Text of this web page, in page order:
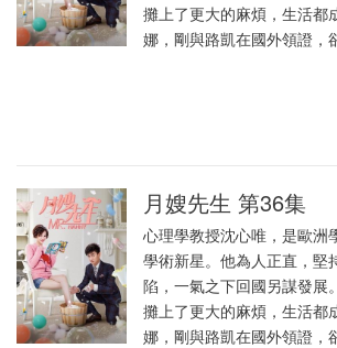
攤上了更大的麻煩，生活都
娜，剛與路凱在國外領證，
月嫂先生 第36集
心理學教授沈心唯，是歐洲
學術新星。他為人正直，堅
陷，一氣之下回國另謀發展
攤上了更大的麻煩，生活都
娜，剛與路凱在國外領證，